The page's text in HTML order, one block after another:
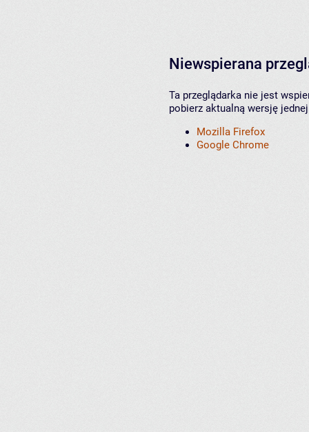
Niewspierana
Ta przeglądarka nie jest
pobierz aktualną wersję
Mozilla Firefox
Google Chrome